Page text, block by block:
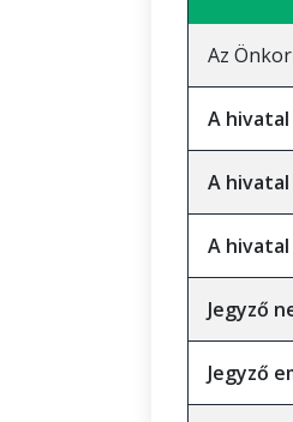
Az
A hivatal
A
A hivatal
Jegyző
Jegyző